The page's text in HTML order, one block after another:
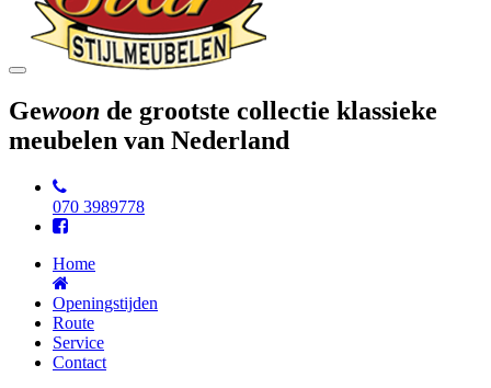
Toggle
Gewoon de grootste collectie klassieke
meubelen van Nederland
070 3989778
Home
Openingstijden
Route
Service
Contact